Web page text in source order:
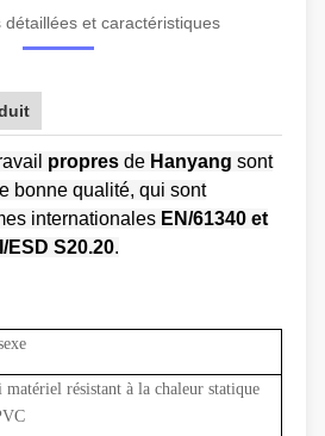
détaillées et caractéristiques
propres de Hanyang sont
bonne qualité, qui sont
internationales EN/61340 et
ESD S20.20.
matériel résistant à la chaleur statique